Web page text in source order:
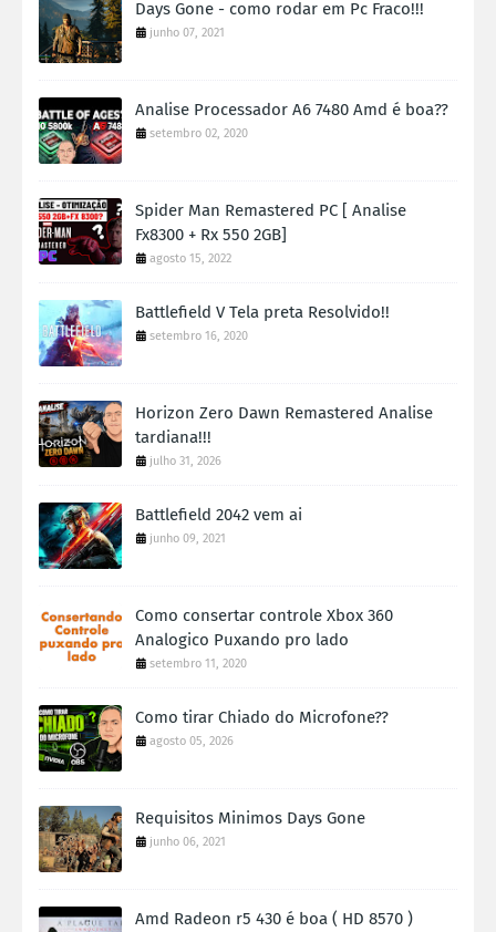
Days Gone - como rodar em Pc Fraco!!!
junho 07, 2021
Analise Processador A6 7480 Amd é boa??
setembro 02, 2020
Spider Man Remastered PC [ Analise
Fx8300 + Rx 550 2GB]
agosto 15, 2022
Battlefield V Tela preta Resolvido!!
setembro 16, 2020
Horizon Zero Dawn Remastered Analise
tardiana!!!
julho 31, 2026
Battlefield 2042 vem ai
junho 09, 2021
Como consertar controle Xbox 360
Analogico Puxando pro lado
setembro 11, 2020
Como tirar Chiado do Microfone??
agosto 05, 2026
Requisitos Minimos Days Gone
junho 06, 2021
Amd Radeon r5 430 é boa ( HD 8570 )